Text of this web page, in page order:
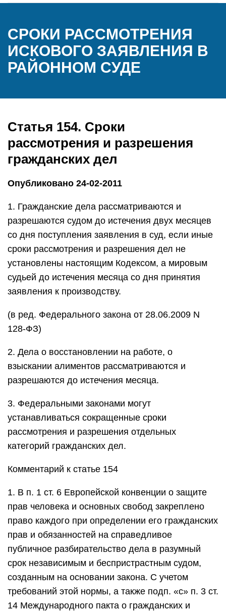
СРОКИ РАССМОТРЕНИЯ
ИСКОВОГО ЗАЯВЛЕНИЯ В
РАЙОННОМ СУДЕ
Статья 154. Сроки
рассмотрения и разрешения
гражданских дел
Опубликовано 24-02-2011
1. Гражданские дела рассматриваются и
разрешаются судом до истечения двух месяцев
со дня поступления заявления в суд, если иные
сроки рассмотрения и разрешения дел не
установлены настоящим Кодексом, а мировым
судьей до истечения месяца со дня принятия
заявления к производству.
(в ред. Федерального закона от 28.06.2009 N
128-ФЗ)
2. Дела о восстановлении на работе, о
взыскании алиментов рассматриваются и
разрешаются до истечения месяца.
3. Федеральными законами могут
устанавливаться сокращенные сроки
рассмотрения и разрешения отдельных
категорий гражданских дел.
Комментарий к статье 154
1. В п. 1 ст. 6 Европейской конвенции о защите
прав человека и основных свобод закреплено
право каждого при определении его гражданских
прав и обязанностей на справедливое
публичное разбирательство дела в разумный
срок независимым и беспристрастным судом,
созданным на основании закона. С учетом
требований этой нормы, а также подп. «с» п. 3 ст.
14 Международного пакта о гражданских и